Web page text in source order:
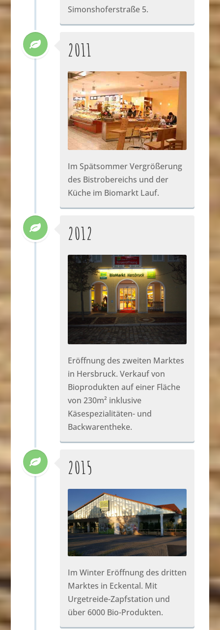
Simonshoferstraße 5.
2011
Im Spätsommer Vergrößerung
des Bistrobereichs und der
Küche im Biomarkt Lauf.
2012
Eröffnung des zweiten Marktes
in Hersbruck. Verkauf von
Bioprodukten auf einer Fläche
von 230m² inklusive
Käsespezialitäten- und
Backwarentheke.
2015
Im Winter Eröffnung des dritten
Marktes in Eckental. Mit
Urgetreide-Zapfstation und
über 6000 Bio-Produkten.